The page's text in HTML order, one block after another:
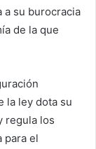
a su burocracia
de la que
la ley dota su
regula los
para el